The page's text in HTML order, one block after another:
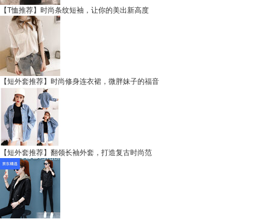
【T恤推荐】时尚条纹短袖，让你的美出新高度
【短外套推荐】时尚修身连衣裙，微胖妹子的福音
【短外套推荐】翻领长袖外套，打造复古时尚范